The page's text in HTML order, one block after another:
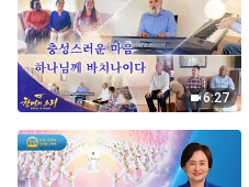
6:27